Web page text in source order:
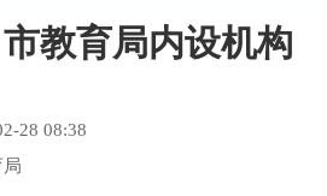
市教育局内设机构
28 08:38